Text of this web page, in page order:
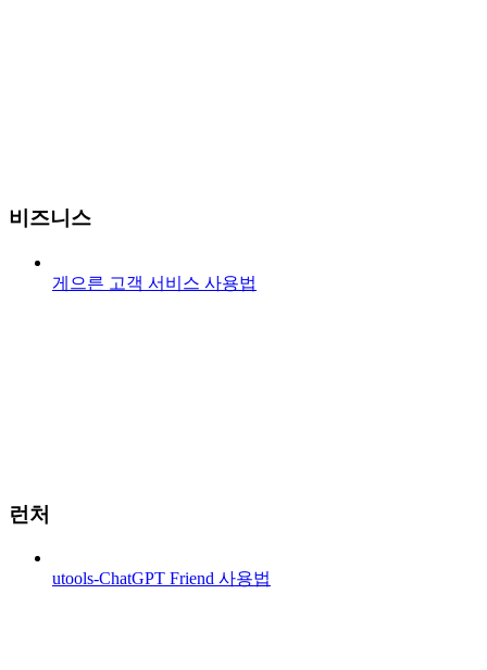
비즈니스
게으른 고객 서비스 사용법
런처
utools-ChatGPT Friend 사용법